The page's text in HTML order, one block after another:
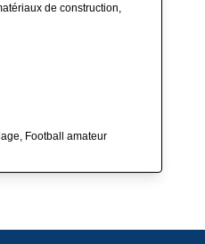
de construction,
Football amateur